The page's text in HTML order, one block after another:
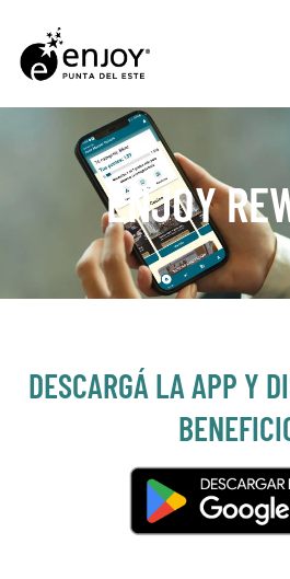
contenido
ENJOY
DESCARGÁ LA APP Y